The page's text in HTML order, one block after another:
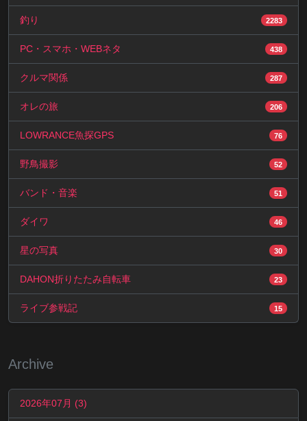
釣り 2283
PC・スマホ・WEBネタ 438
クルマ関係 287
オレの旅 206
LOWRANCE魚探GPS 76
野鳥撮影 52
バンド・音楽 51
ダイワ 46
星の写真 30
DAHON折りたたみ自転車 23
ライブ参戦記 15
Archive
2026年07月 (3)